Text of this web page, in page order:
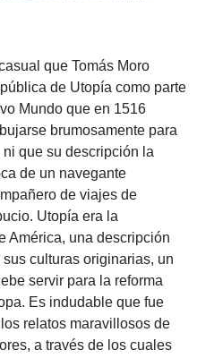
que Tomás Moro
de Utopía como parte
Mundo que en 1516
brumosamente para
ni que su descripción la
de un navegante
de viajes de
Utopía era la
América, una descripción
culturas originarias, un
servir para la reforma
Es indudable que fue
relatos maravillosos de
a través de los cuales